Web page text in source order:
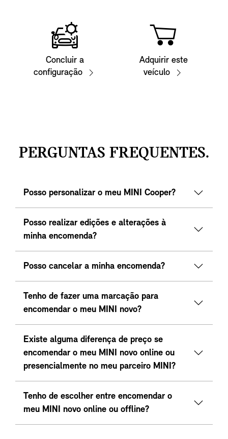
Concluir a
configuração
Adquirir este
veículo
PERGUNTAS FREQUENTES.
Posso personalizar o meu MINI Cooper?
Posso realizar edições e alterações à
minha encomenda?
Posso cancelar a minha encomenda?
Tenho de fazer uma marcação para
encomendar o meu MINI novo?
Existe alguma diferença de preço se
encomendar o meu MINI novo online ou
presencialmente no meu parceiro MINI?
Tenho de escolher entre encomendar o
meu MINI novo online ou offline?